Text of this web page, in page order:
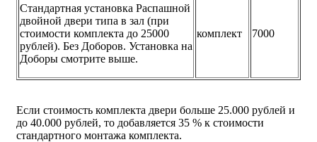
Стандартная установка Распашной
двойной двери типа в зал (при
стоимости комплекта до 25000
рублей). Без Доборов. Установка на
Доборы смотрите выше.
комплект 7000
Если стоимость комплекта двери больше 25.000 рублей и
до 40.000 рублей, то добавляется 35 % к стоимости
стандартного монтажа комплекта.